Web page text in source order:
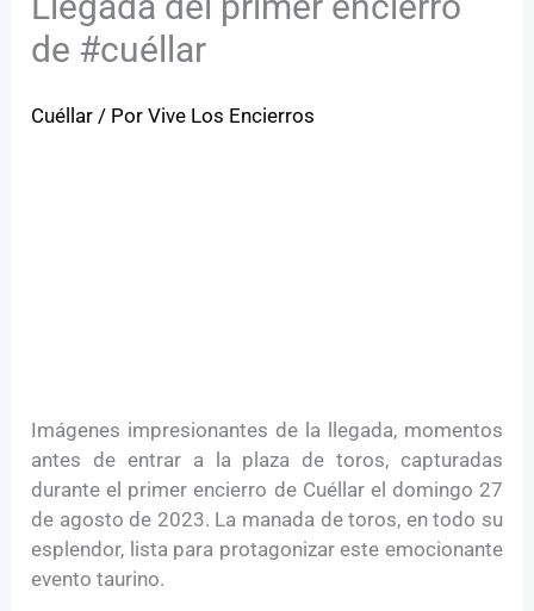
de #cuéllar
Cuéllar / PorVive Los Encierros
Imágenes impresionantes de la llegada, momentos
antes de entrar a la plaza de toros, capturadas
durante el primer encierro de Cuéllar el domingo 27
de agosto de 2023. La manada de toros, en todo su
esplendor, lista para protagonizar este emocionante
evento taurino.